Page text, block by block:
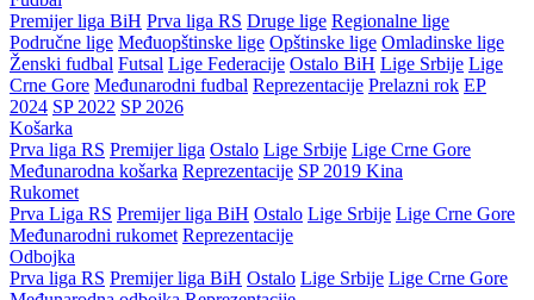
Premijer liga BiH Prva liga RS Druge lige Regionalne lige
Područne lige Međuopštinske lige Opštinske lige Omladinske lige
Ženski fudbal Futsal Lige Federacije Ostalo BiH Lige Srbije Lige
Crne Gore Međunarodni fudbal Reprezentacije Prelazni rok EP
2024 SP 2022 SP 2026
Košarka
Prva liga RS Premijer liga Ostalo Lige Srbije Lige Crne Gore
Međunarodna košarka Reprezentacije SP 2019 Kina
Rukomet
Prva Liga RS Premijer liga BiH Ostalo Lige Srbije Lige Crne Gore
Međunarodni rukomet Reprezentacije
Odbojka
Prva liga RS Premijer liga BiH Ostalo Lige Srbije Lige Crne Gore